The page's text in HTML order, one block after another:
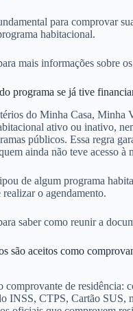
para comprovar
habitacional.
mais informações sobre
programa se já tive
do Minha Casa, Minha
ativo ou inativo,
públicos. Essa regra
ainda não teve acesso à
de algum programa
realizar o agendamento.
saber como reunir a
são aceitos como
comprovante de residência:
INSS, CTPS, Cartão SUS,